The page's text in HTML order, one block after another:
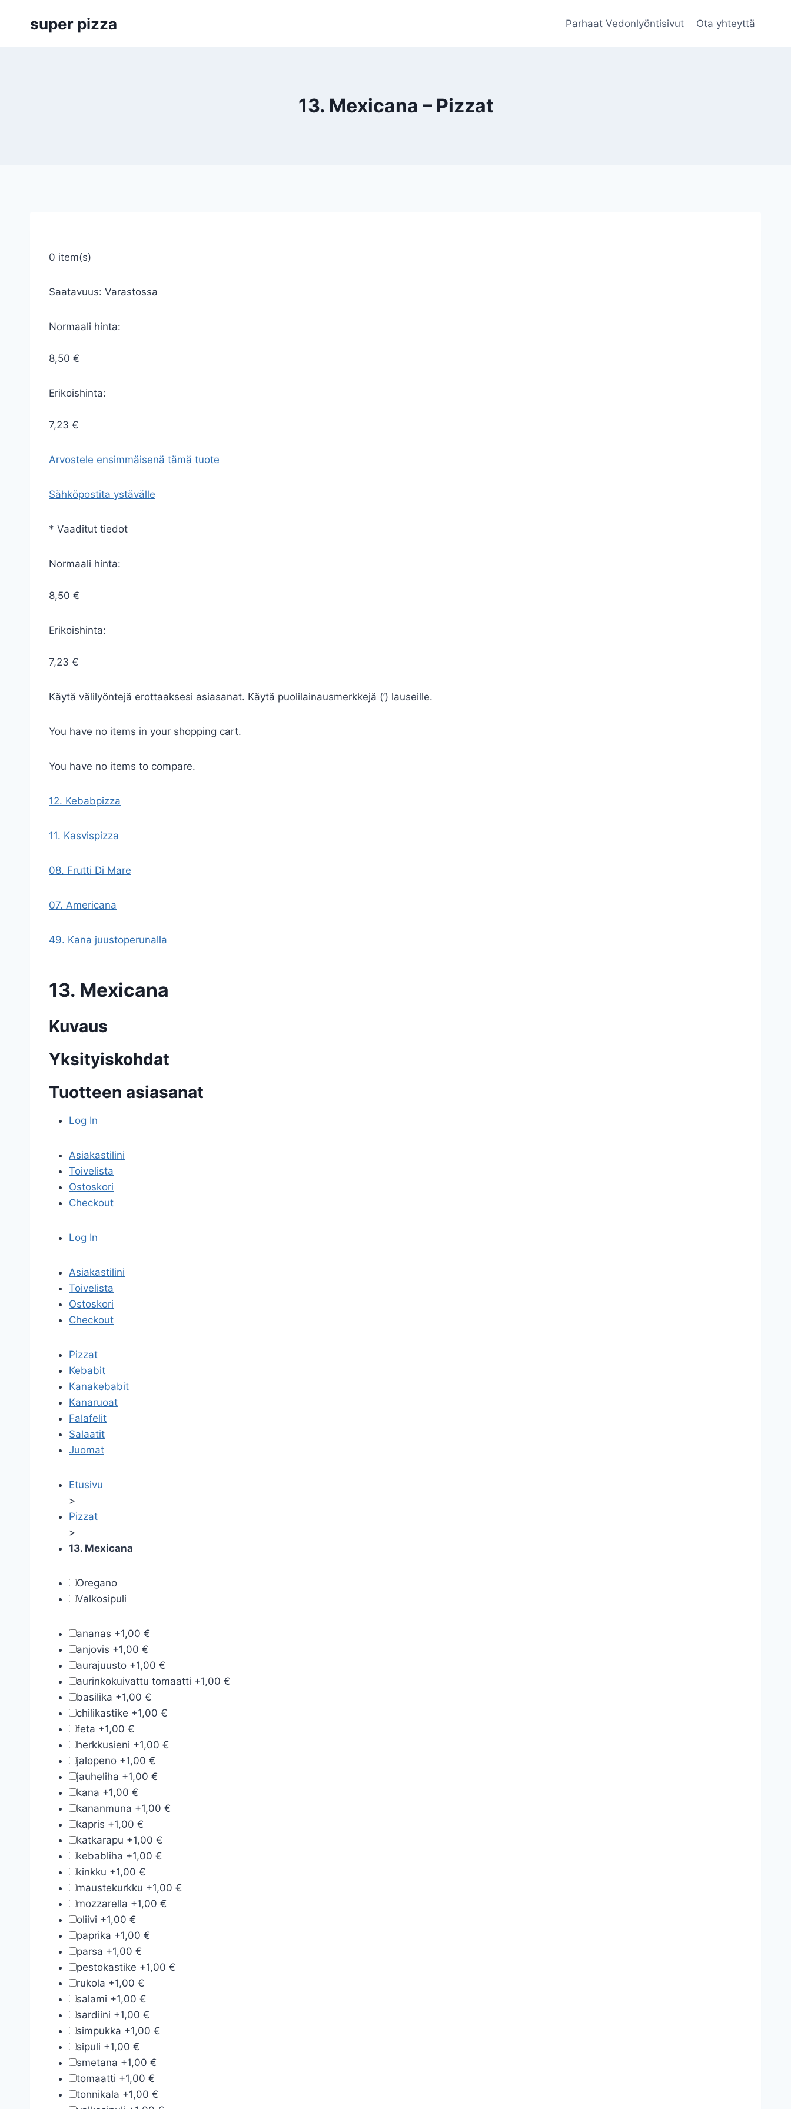
sisältöönsuper pizza Parhaat Vedonlyöntisivut Ota yhteyttä
13. Mexicana – Pizzat
0 item(s)
Saatavuus: Varastossa
Normaali hinta:
8,50 €
Erikoishinta:
7,23 €
Arvostele ensimmäisenä tämä tuote
Sähköpostita ystävälle
* Vaaditut tiedot
Normaali hinta:
8,50 €
Erikoishinta:
7,23 €
Käytä välilyöntejä erottaaksesi asiasanat. Käytä puolilainausmerkkejä (’) lauseille.
You have no items in your shopping cart.
You have no items to compare.
12. Kebabpizza
11. Kasvispizza
08. Frutti Di Mare
07. Americana
49. Kana juustoperunalla
13. Mexicana
Kuvaus
Yksityiskohdat
Tuotteen asiasanat
Log In
Asiakastilini
Toivelista
Ostoskori
Checkout
Log In
Asiakastilini
Toivelista
Ostoskori
Checkout
Pizzat
Kebabit
Kanakebabit
Kanaruoat
Falafelit
Salaatit
Juomat
Etusivu
>
Pizzat
>
13. Mexicana
Oregano
Valkosipuli
ananas +1,00 €
anjovis +1,00 €
aurajuusto +1,00 €
aurinkokuivattu tomaatti +1,00 €
basilika +1,00 €
chilikastike +1,00 €
feta +1,00 €
herkkusieni +1,00 €
jalopeno +1,00 €
jauheliha +1,00 €
kana +1,00 €
kananmuna +1,00 €
kapris +1,00 €
katkarapu +1,00 €
kebabliha +1,00 €
kinkku +1,00 €
maustekurkku +1,00 €
mozzarella +1,00 €
oliivi +1,00 €
paprika +1,00 €
parsa +1,00 €
pestokastike +1,00 €
rukola +1,00 €
salami +1,00 €
sardiini +1,00 €
simpukka +1,00 €
sipuli +1,00 €
smetana +1,00 €
tomaatti +1,00 €
tonnikala +1,00 €